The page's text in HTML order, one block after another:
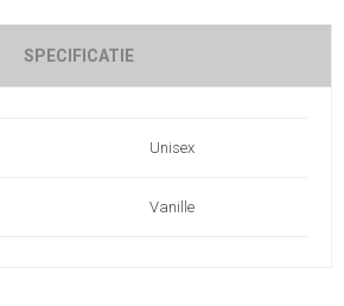
SPECIFICATIE
Unisex
Vanille